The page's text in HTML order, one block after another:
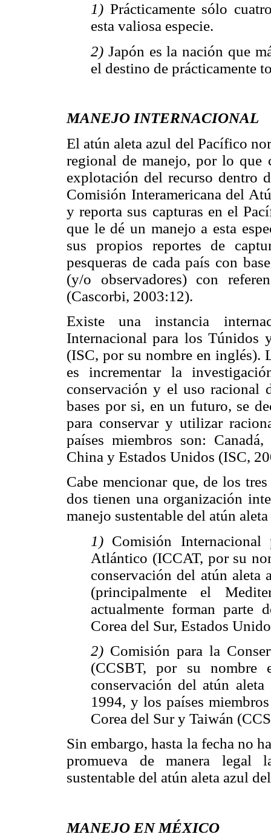
1) Prácticamente sólo
esta valiosa especie.
2) Japón es la nación que
el destino de prácticamente
MANEJO INTERNACIONAL
El atún aleta azul del Pacífico
regional de manejo, por lo que
explotación del recurso dentro
Comisión Interamericana del
y reporta sus capturas en el
que le dé un manejo a esta
sus propios reportes de
pesqueras de cada país con
(y/o observadores) con
(Cascorbi, 2003:12).
Existe una instancia
Internacional para los Túnidos
(ISC, por su nombre en inglés).
es incrementar la
conservación y el uso racional
bases por si, en un futuro, se
para conservar y utilizar
países miembros son:
China y Estados Unidos (ISC,
Cabe mencionar que, de los
dos tienen una organización
manejo sustentable del atún
1) Comisión
Atlántico (ICCAT, por su
conservación del atún aleta
(principalmente el
actualmente forman parte
Corea del Sur, Estados
2) Comisión para la
(CCSBT, por su
conservación del atún
1994, y los países
Corea del Sur y Taiwán
Sin embargo, hasta la fecha no
promueva de manera legal
sustentable del atún aleta azul
MANEJO EN MÉXICO